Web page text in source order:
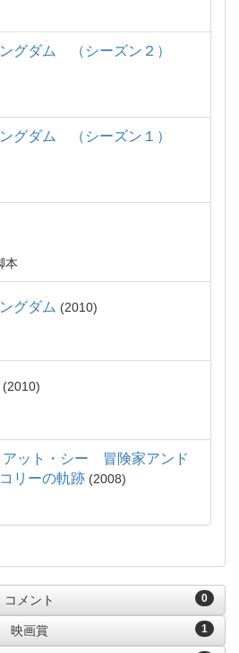
グダム （シーズン２）
グダム （シーズン１）
本
グダム 2010
2010
アット・シー 冒険家アンド
リーの軌跡
2008
0
コメント
1
映画賞